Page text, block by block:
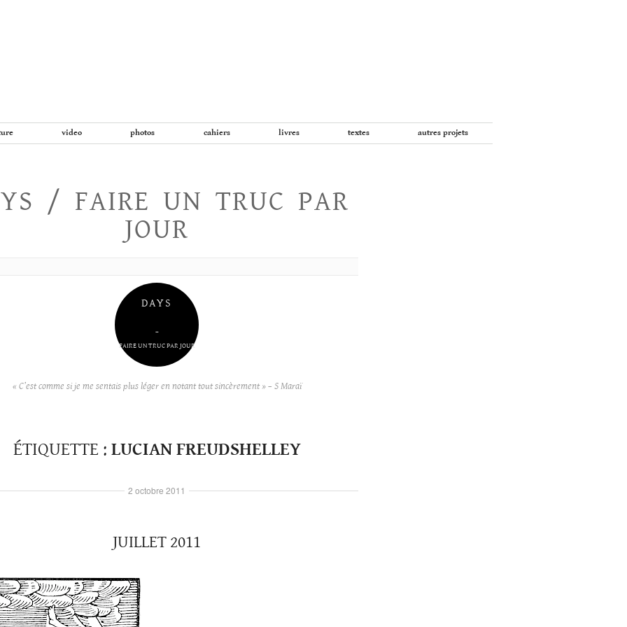
video photos cahiers livres textes autres projets
/ FAIRE UN TRUC PAR
JOUR
DAYS
–
FAIRE UN TRUC PAR JOUR
« C’est comme si je me sentais plus léger en notant tout sincèrement » – S Maraï
ÉTIQUETTE : LUCIAN FREUDSHELLEY
JUILLET 2011
2 octobre 2011